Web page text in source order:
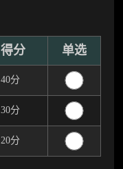
得分 单选
40分
30分
20分